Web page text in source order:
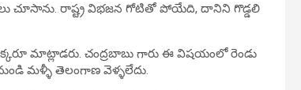
చూసాను. రాష్ట్ర విభజన గోటితో పోయేది, దానిని గొడ్డలి
మాట్లాడరు. చంద్రబాబు గారు ఈ విషయంలో రెండు
మళ్ళీ తెలంగాణ వెళ్ళలేదు.